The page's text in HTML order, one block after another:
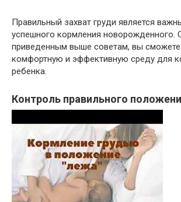
Правильный захват груди является
успешного кормления новорожденного.
приведенным выше советам, вы
комфортную и эффективную среду для
ребенка.
Контроль правильного